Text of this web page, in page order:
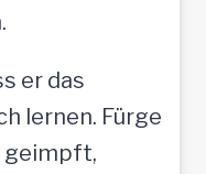
er das
lernen. Fürge
geimpft,